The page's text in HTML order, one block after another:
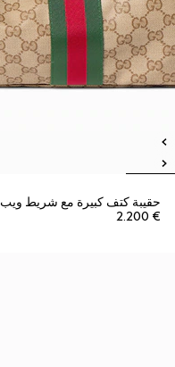
حقيبة كتف كبيرة مع شريط ويب
€ 2.200